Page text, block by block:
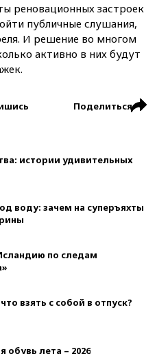
реновационных застроек
публичные слушания,
И решение во многом
активно в них будут
Поделиться
истории удивительных
воду: зачем на суперъяхты
по следам
взять с собой в отпуск?
обувь лета – 2026